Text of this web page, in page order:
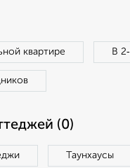
квартире В
(0)
Таунхаусы